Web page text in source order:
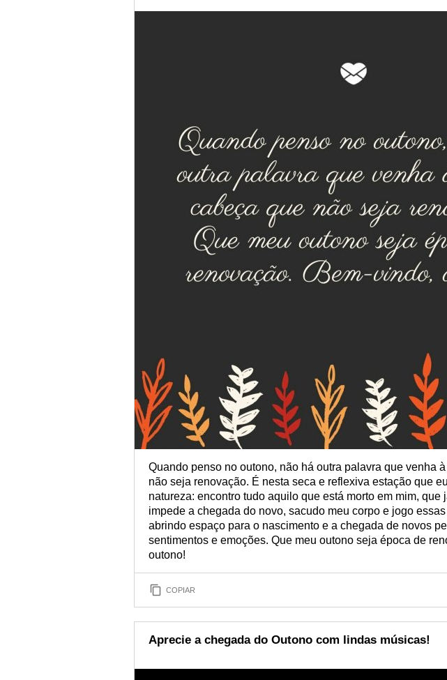
Quando penso no outono, não há outra palavra que venha
não seja renovação. É nesta seca e reflexiva estação que
natureza: encontro tudo aquilo que está morto em mim, que
impede a chegada do novo, sacudo meu corpo e jogo
abrindo espaço para o nascimento e a chegada de novos
sentimentos e emoções. Que meu outono seja época de
outono!
COPIAR
Aprecie a chegada do Outono com lindas músicas!